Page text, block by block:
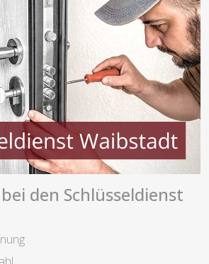
den Schlüsseldienst